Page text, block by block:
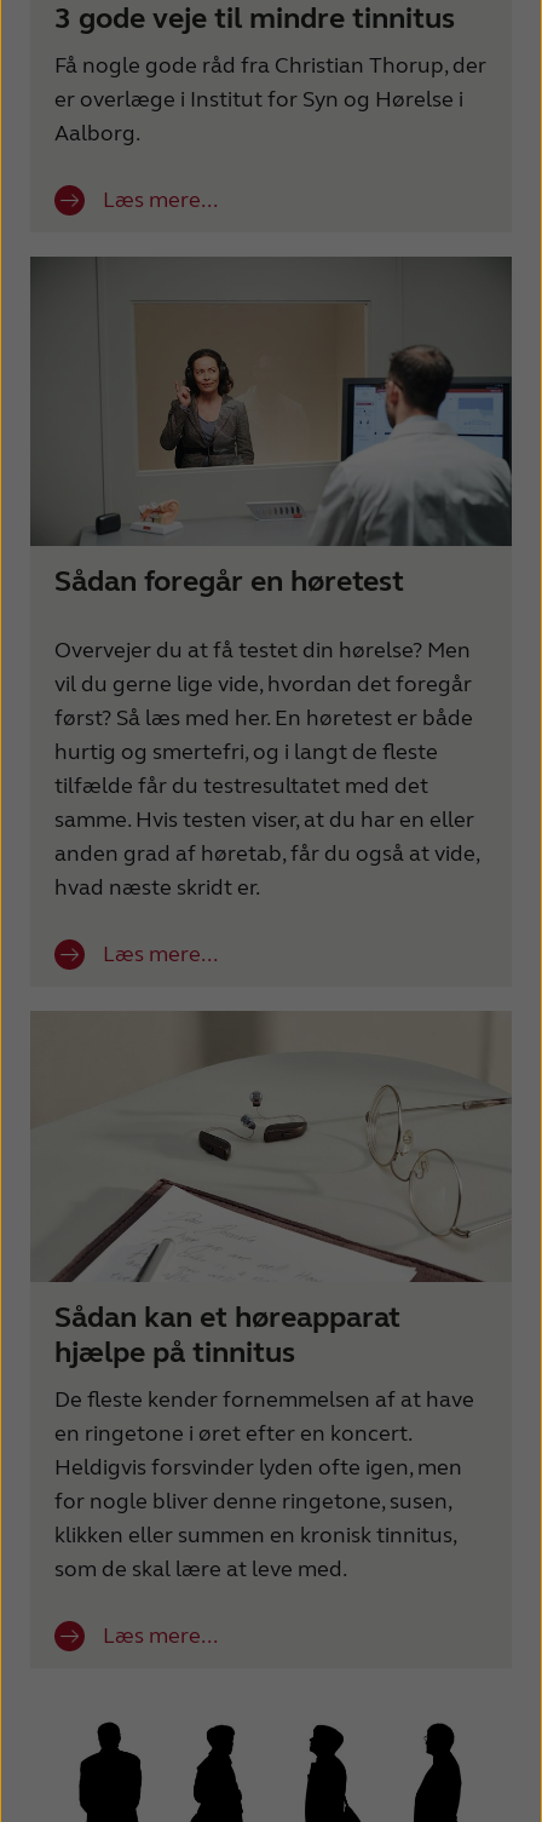
3 gode veje til mindre tinnitus
Få nogle gode råd fra Christian Thorup, der
er overlæge i Institut for Syn og Hørelse i
Aalborg.
Læs mere...
Sådan foregår en høretest
Overvejer du at få testet din hørelse? Men
vil du gerne lige vide, hvordan det foregår
først? Så læs med her. En høretest er både
hurtig og smertefri, og i langt de fleste
tilfælde får du testresultatet med det
samme. Hvis testen viser, at du har en eller
anden grad af høretab, får du også at vide,
hvad næste skridt er.
Læs mere...
Sådan kan et høreapparat
hjælpe på tinnitus
De fleste kender fornemmelsen af at have
en ringetone i øret efter en koncert.
Heldigvis forsvinder lyden ofte igen, men
for nogle bliver denne ringetone, susen,
klikken eller summen en kronisk tinnitus,
som de skal lære at leve med.
Læs mere...